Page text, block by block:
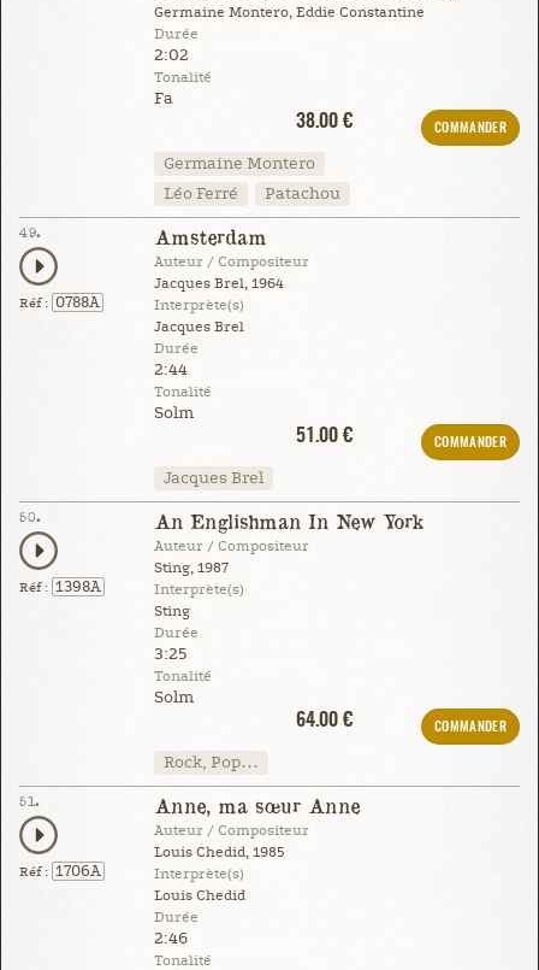
Germaine Montero, Eddie Constantine
Durée
2:02
Tonalité
Fa
38.00 €
COMMANDER
Germaine Montero
Léo Ferré
Patachou
49.
Réf : 0788A
Amsterdam
Auteur / Compositeur
Jacques Brel, 1964
Interprète(s)
Jacques Brel
Durée
2:44
Tonalité
Solm
51.00 €
COMMANDER
Jacques Brel
50.
Réf : 1398A
An Englishman In New York
Auteur / Compositeur
Sting, 1987
Interprète(s)
Sting
Durée
3:25
Tonalité
Solm
64.00 €
COMMANDER
Rock, Pop…
51.
Réf : 1706A
Anne, ma sœur Anne
Auteur / Compositeur
Louis Chedid, 1985
Interprète(s)
Louis Chedid
Durée
2:46
Tonalité